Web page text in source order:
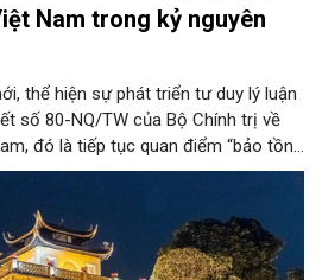
Nam trong kỷ nguyên
thể hiện sự phát triển tư duy lý luận
số 80-NQ/TW của Bộ Chính trị về
đó là tiếp tục quan điểm “bảo tồn
hóa gắn kết với phát triển kinh tế -
nâng lên một tầm cao mới: “phát